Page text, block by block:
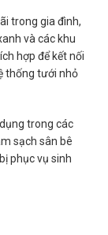
trong gia đình,
và các khu
hợp để kết nối
thống tưới nhỏ
trong các
sạch sân bê
phục vụ sinh